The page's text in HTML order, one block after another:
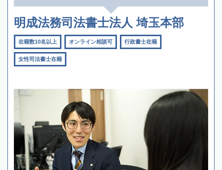
明成法務司法書士法人 埼玉本部
在籍数10名以上 オンライン相談可 行政書士在籍
女性司法書士在籍